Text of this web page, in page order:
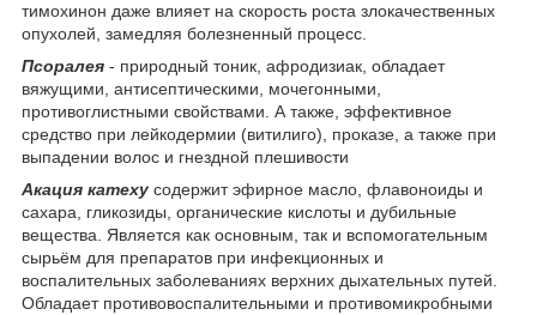
тимохинон даже влияет на скорость роста злокачественных
опухолей, замедляя болезненный процесс.
Псоралея - природный тоник, афродизиак, обладает
вяжущими, антисептическими, мочегонными,
противоглистными свойствами. А также, эффективное
средство при лейкодермии (витилиго), проказе, а также при
выпадении волос и гнездной плешивости
Акация катеху содержит эфирное масло, флавоноиды и
сахара, гликозиды, органические кислоты и дубильные
вещества. Является как основным, так и вспомогательным
сырьём для препаратов при инфекционных и
воспалительных заболеваниях верхних дыхательных путей.
Обладает противовоспалительными и противомикробными